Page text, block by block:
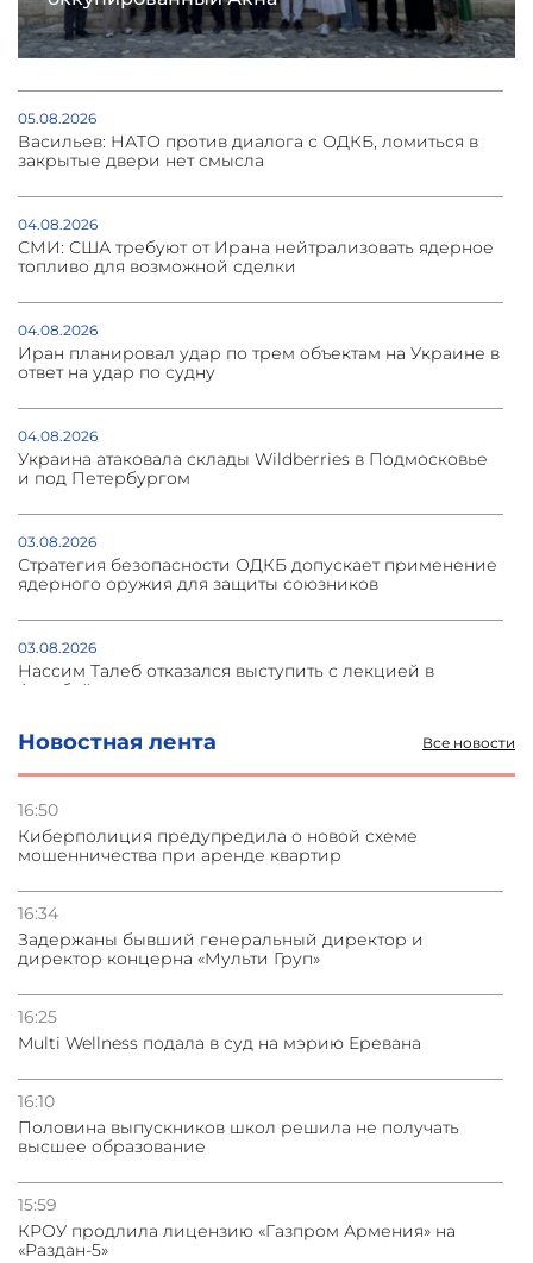
Новостная лента Все новости
16:50
Киберполиция предупредила о новой схеме
мошенничества при аренде квартир
16:34
Задержаны бывший генеральный директор и
директор концерна «Мульти Груп»
16:25
Multi Wellness подала в суд на мэрию Еревана
16:10
Половина выпускников школ решила не получать
высшее образование
15:59
КРОУ продлила лицензию «Газпром Армения» на
«Раздан-5»
05.08.2026
Васильев: НАТО против диалога с ОДКБ, ломиться в
закрытые двери нет смысла
04.08.2026
СМИ: США требуют от Ирана нейтрализовать ядерное
топливо для возможной сделки
04.08.2026
Иран планировал удар по трем объектам на Украине в
ответ на удар по судну
04.08.2026
Украина атаковала склады Wildberries в Подмосковье
и под Петербургом
03.08.2026
Стратегия безопасности ОДКБ допускает применение
ядерного оружия для защиты союзников
03.08.2026
Нассим Талеб отказался выступить с лекцией в
Азербайджане
31.07.2026
Сотрудничество и очереди – детали визита главы
31.07.2026
31.07.2026
условии прекращения огня